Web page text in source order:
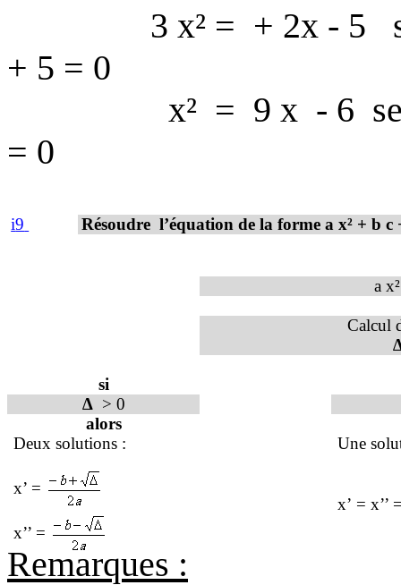
3 x² = + 2x - 5
+ 5 = 0
x² = 9 x - 6
= 0
i9 Résoudre l’équation de la forme a x² + b c
a
Calcul
si
∆ > 0
alors
Deux solutions :
x’ =
x’’ =
Une
x’ = x’’
Remarques :